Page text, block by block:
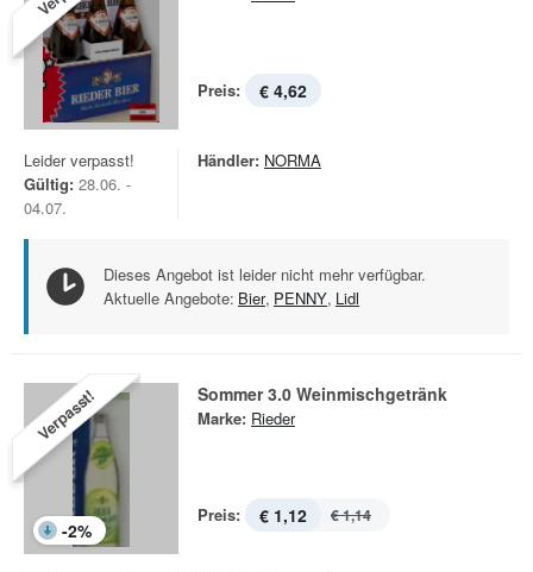
Preis: € 4,62
Leider verpasst!
Gültig: 28.06. -
04.07.
Händler: NORMA
Dieses Angebot ist leider nicht mehr verfügbar.
Aktuelle Angebote: Bier, PENNY, Lidl
Verpasst!
-2%
Sommer 3.0 Weinmischgetränk
Marke: Rieder
Preis: € 1,12 € 1,14